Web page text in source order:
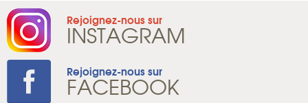
Rejoignez-nous sur
INSTAGRAM
Rejoignez-nous sur
FACEBOOK